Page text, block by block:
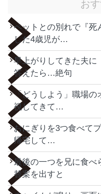
お
ペットとの別れで『死
した4歳児が…
早上がりしてきた夫に
答えたら…絶句
「どうしよう」職場の
視してきて…
おにぎりを3つ食べて
帰宅して…
最後の一つを兄に食べ
替案を出すと